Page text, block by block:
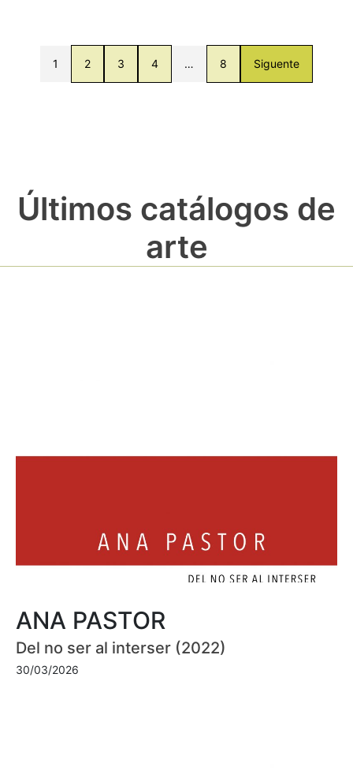
1 2 3 4 … 8 Siguente
Últimos catálogos de
arte
ANA PASTOR
Del no ser al interser (2022)
30/03/2026